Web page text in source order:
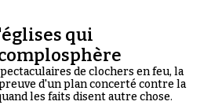
qui
de clochers en feu, la
d'un plan concerté contre la
les faits disent autre chose.